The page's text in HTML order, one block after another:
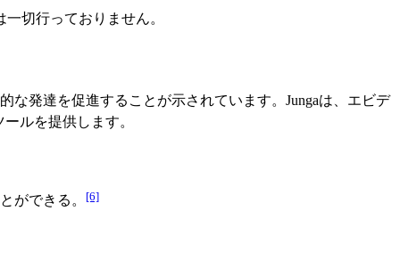
切行っておりません。
発達を促進することが示されています。Jungaは、エビデ
ルを提供します。
ができる。 [6]